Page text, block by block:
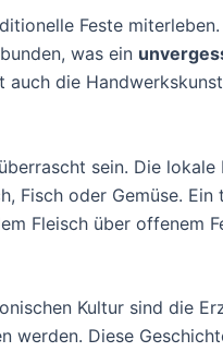
Feste
was ein
die
sein. Die lokale
Fisch oder Gemüse.
Fleisch über offenem
Kultur sind die
werden. Diese